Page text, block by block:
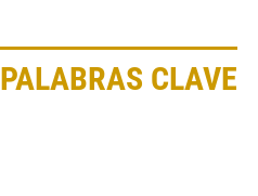
PALABRAS CLAVE